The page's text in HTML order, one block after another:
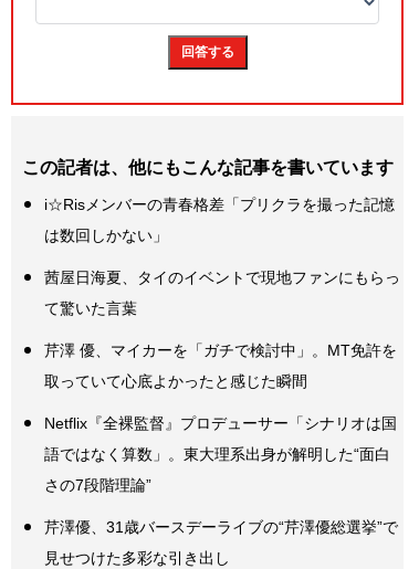
この記者は、他にもこんな記事を書いています
i☆Risメンバーの青春格差「プリクラを撮った記憶
は数回しかない」
茜屋日海夏、タイのイベントで現地ファンにもらっ
て驚いた言葉
芹澤 優、マイカーを「ガチで検討中」。MT免許を
取っていて心底よかったと感じた瞬間
Netflix『全裸監督』プロデューサー「シナリオは国
語ではなく算数」。東大理系出身が解明した“面白
さの7段階理論”
芹澤優、31歳バースデーライブの“芹澤優総選挙”で
見せつけた多彩な引き出し